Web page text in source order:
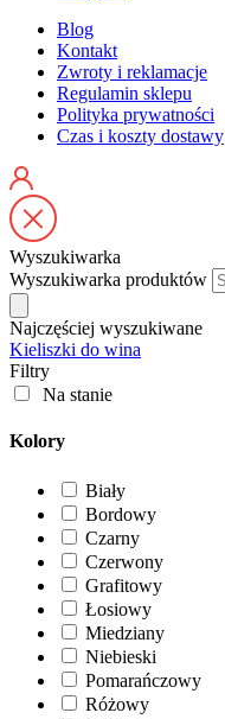
Blog
Kontakt
Zwroty i reklamacje
Regulamin sklepu
Polityka prywatności
Czas i koszty dostawy
Wyszukiwarka
Wyszukiwarka produktów
Najczęściej wyszukiwane
Kieliszki do wina
Filtry
Na stanie
Kolory
Biały
Bordowy
Czarny
Czerwony
Grafitowy
Łosiowy
Miedziany
Niebieski
Pomarańczowy
Różowy